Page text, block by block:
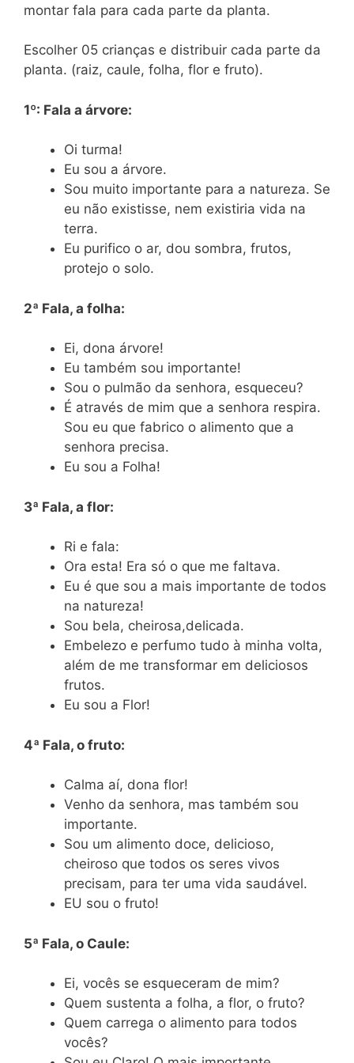
montar fala para cada parte da planta.
Escolher 05 crianças e distribuir cada parte da
planta. (raiz, caule, folha, flor e fruto).
1º: Fala a árvore:
Oi turma!
Eu sou a árvore.
Sou muito importante para a natureza. Se
eu não existisse, nem existiria vida na
terra.
Eu purifico o ar, dou sombra, frutos,
protejo o solo.
2ª Fala, a folha:
Ei, dona árvore!
Eu também sou importante!
Sou o pulmão da senhora, esqueceu?
É através de mim que a senhora respira.
Sou eu que fabrico o alimento que a
senhora precisa.
Eu sou a Folha!
3ª Fala, a flor:
Ri e fala:
Ora esta! Era só o que me faltava.
Eu é que sou a mais importante de todos
na natureza!
Sou bela, cheirosa,delicada.
Embelezo e perfumo tudo à minha volta,
além de me transformar em deliciosos
frutos.
Eu sou a Flor!
4ª Fala, o fruto:
Calma aí, dona flor!
Venho da senhora, mas também sou
importante.
Sou um alimento doce, delicioso,
cheiroso que todos os seres vivos
precisam, para ter uma vida saudável.
EU sou o fruto!
5ª Fala, o Caule:
Ei, vocês se esqueceram de mim?
Quem sustenta a folha, a flor, o fruto?
Quem carrega o alimento para todos
vocês?